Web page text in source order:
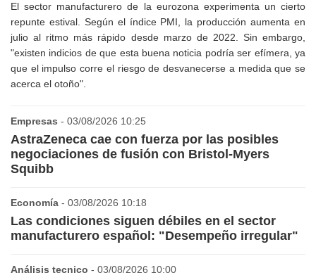
El sector manufacturero de la eurozona experimenta un cierto
repunte estival. Según el índice PMI, la producción aumenta en
julio al ritmo más rápido desde marzo de 2022. Sin embargo,
"existen indicios de que esta buena noticia podría ser efímera, ya
que el impulso corre el riesgo de desvanecerse a medida que se
acerca el otoño".
Empresas - 03/08/2026 10:25
AstraZeneca cae con fuerza por las posibles
negociaciones de fusión con Bristol-Myers
Squibb
Economía - 03/08/2026 10:18
Las condiciones siguen débiles en el sector
manufacturero español: "Desempeño irregular"
Análisis tecnico - 03/08/2026 10:00